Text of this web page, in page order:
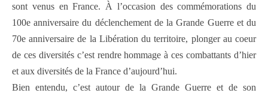
sont venus en France. À l’occasion des commémorations du
100e anniversaire du déclenchement de la Grande Guerre et du
70e anniversaire de la Libération du territoire, plonger au coeur
de ces diversités c’est rendre hommage à ces combattants d’hier
et aux diversités de la France d’aujourd’hui.
Bien entendu, c’est autour de la Grande Guerre et de son